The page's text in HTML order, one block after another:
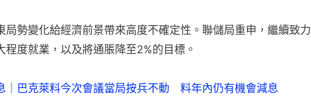
局勢變化給經濟前景帶來高度不確定性。聯儲局重申，繼續致力
程度就業，以及將通脹降至2%的目標。
｜巴克萊料今次會議當局按兵不動 料年內仍有機會減息